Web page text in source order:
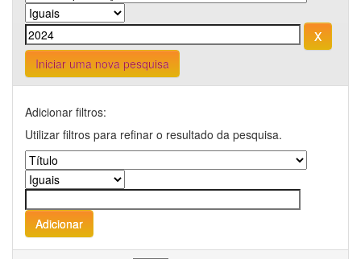
Iniciar uma nova pesquisa
Adicionar filtros:
Utilizar filtros para refinar o resultado da pesquisa.